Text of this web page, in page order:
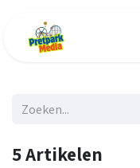
5 Artikelen